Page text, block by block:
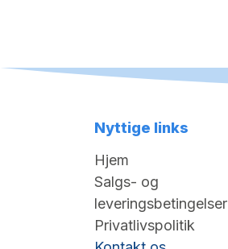
Nyttige links
Hjem
Salgs- og
leveringsbetingelser
Privatlivspolitik